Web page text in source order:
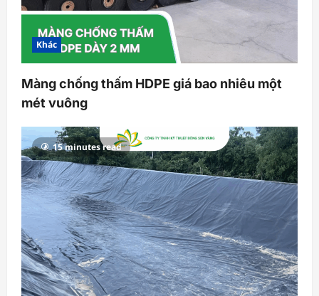
Khác
Màng chống thấm HDPE giá bao nhiêu một
mét vuông
15 minutes read